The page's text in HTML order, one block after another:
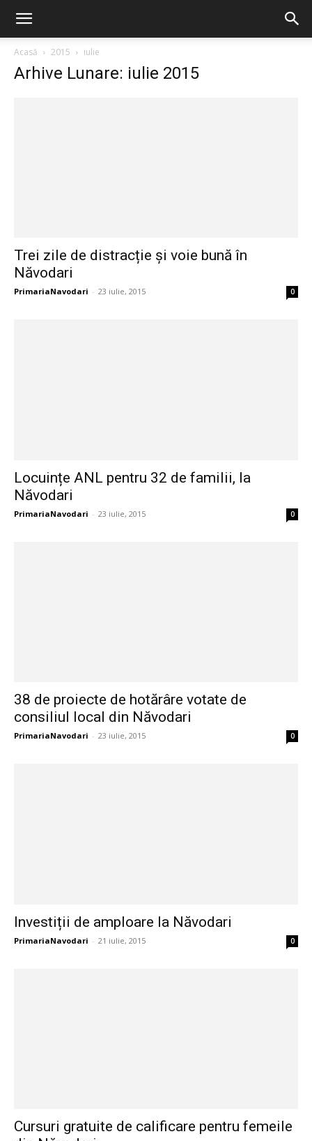
Acasă 2015 iulie
Arhive Lunare: iulie 2015
Trei zile de distracție și voie bună în
Năvodari
PrimariaNavodari - 23 iulie, 2015 0
Locuințe ANL pentru 32 de familii, la
Năvodari
PrimariaNavodari - 23 iulie, 2015 0
38 de proiecte de hotărâre votate de
consiliul local din Năvodari
PrimariaNavodari - 23 iulie, 2015 0
Investiții de amploare la Năvodari
PrimariaNavodari - 21 iulie, 2015 0
Cursuri gratuite de calificare pentru femeile